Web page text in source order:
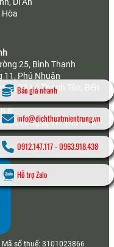
Hòa
25, Bình Thạnh
11, Phú Nhuận
72 Lê Thánh Tôn, Bến
8
Long B, TP. Thủ Đức
Mã số thuế: 3101023866
Báo giá nhanh
info@dichthuatmientrung.vn
0912.147.117-0963.918.438
Hỗ trợ Zalo